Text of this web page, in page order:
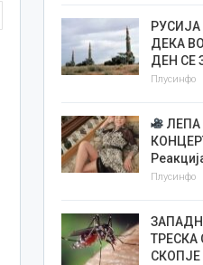
ДЕКА
ДЕН СЕ
Плусинфо
ЛЕПА
Плусинфо
ТРЕСКА
СКОПЈЕ